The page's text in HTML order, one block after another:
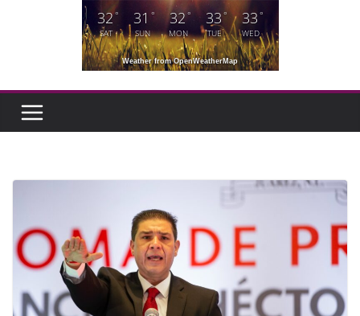
32°
SAT
31 °
SUN
32°
MON
33 °
TUE
33 °
WED
Weather from OpenWeatherMap